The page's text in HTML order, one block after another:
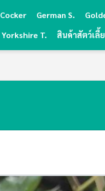
Cocker German S.
Yorkshire T. สินค้าสัตว์เลี้